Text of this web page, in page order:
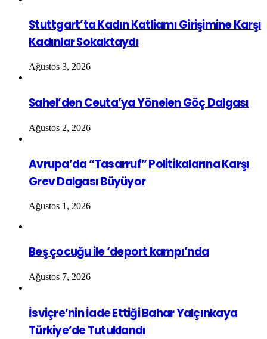
Stuttgart’ta Kadın Katliamı Girişimine Karşı
Kadınlar Sokaktaydı
Ağustos 3, 2026
Sahel’den Ceuta’ya Yönelen Göç Dalgası
Ağustos 2, 2026
Avrupa’da “Tasarruf” Politikalarına Karşı
Grev Dalgası Büyüyor
Ağustos 1, 2026
Beş çocuğu ile ‘deport kampı’nda
Ağustos 7, 2026
İsviçre’nin İade Ettiği Bahar Yalçınkaya
Türkiye’de Tutuklandı